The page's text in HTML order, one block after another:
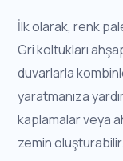
İlk olarak, renk
Gri koltukları
duvarlarla
yaratmanıza
kaplamalar veya
zemin oluşturabilir.